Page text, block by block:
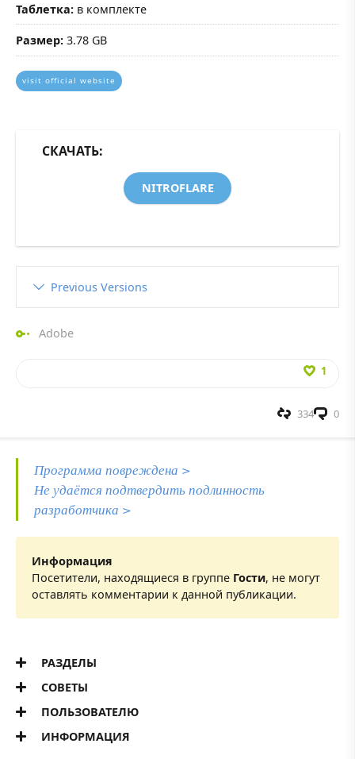
Таблетка: в комплекте
Размер: 3.78 GB
visit official website
СКАЧАТЬ:
NITROFLARE
Previous Versions
Adobe
1
0
334
Программа повреждена >
Не удаётся подтвердить подлинность
разработчика >
Информация
Посетители, находящиеся в группе Гости, не могут
оставлять комментарии к данной публикации.
РАЗДЕЛЫ
СОВЕТЫ
ПОЛЬЗОВАТЕЛЮ
ИНФОРМАЦИЯ